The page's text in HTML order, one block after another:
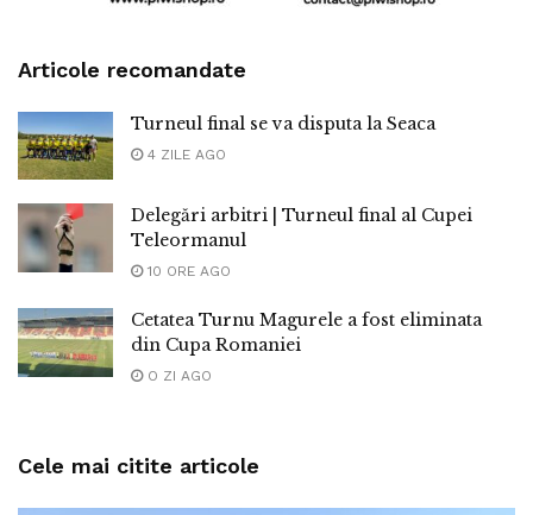
Articole recomandate
Turneul final se va disputa la Seaca
4 ZILE AGO
Delegări arbitri | Turneul final al Cupei
Teleormanul
10 ORE AGO
Cetatea Turnu Magurele a fost eliminata
din Cupa Romaniei
O ZI AGO
Cele mai citite articole